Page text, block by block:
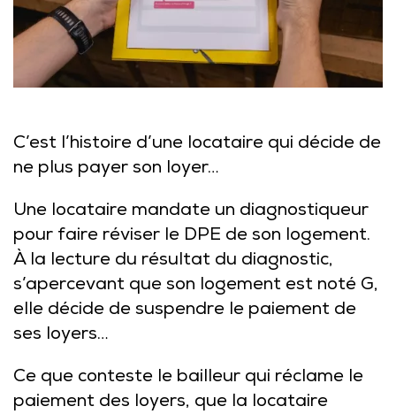
C’est l’histoire d’une locataire qui décide de
ne plus payer son loyer…
Une locataire mandate un diagnostiqueur
pour faire réviser le DPE de son logement.
À la lecture du résultat du diagnostic,
s’apercevant que son logement est noté G,
elle décide de suspendre le paiement de
ses loyers…
Ce que conteste le bailleur qui réclame le
paiement des loyers, que la locataire